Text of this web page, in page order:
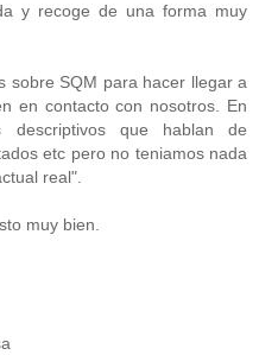
y recoge de una forma muy
sobre SQM para hacer llegar a
en contacto con nosotros. En
descriptivos que hablan de
etc pero no teniamos nada
real".
muy bien.